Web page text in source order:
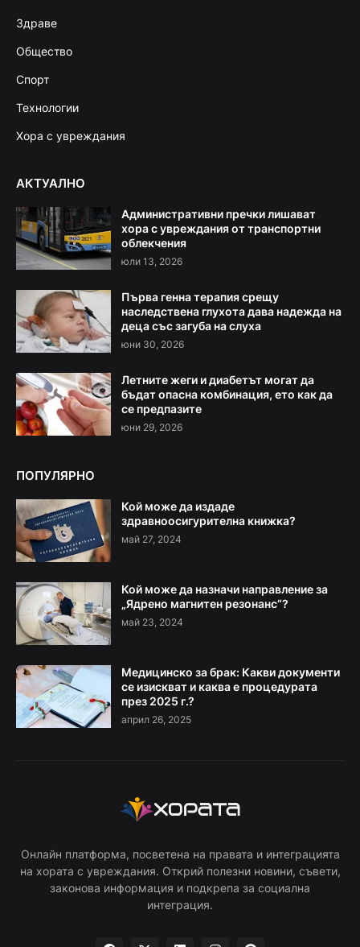
Здраве
Общество
Спорт
Технологии
Хора с увреждания
АКТУАЛНО
Административни пречки лишават
хора с увреждания от транспортни
облекчения
юли 13, 2026
Първа генна терапия срещу
наследствена глухота дава надежда на
деца със загуба на слуха
юни 30, 2026
Летните жеги и диабетът могат да
бъдат опасна комбинация, ето как да
се предпазите
юни 29, 2026
ПОПУЛЯРНО
Кой може да издаде
здравноосигурителна книжка?
май 27, 2024
Кой може да назначи направление за
„Ядрено магнитен резонанс“?
май 23, 2024
Медицинско за брак: Какви документи
се изискват и каква е процедурата
през 2025 г.?
април 26, 2025
Онлайн платформа, посветена на правата и интеграцията
на хората с увреждания. Открий полезни новини, съвети,
законова информация и подкрепа за социална
интеграция.